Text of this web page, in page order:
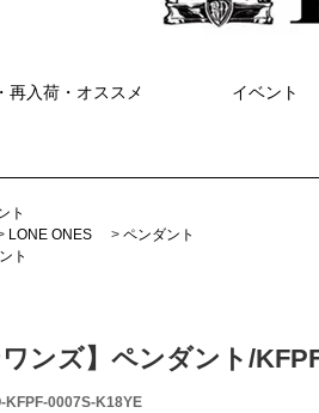
再入荷・オススメ イベント
ト
LONE ONES > ペンダント
ト
ワンズ】ペンダント/
KFPF-0007S-K18YE